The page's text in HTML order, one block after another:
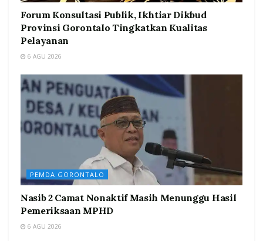
Forum Konsultasi Publik, Ikhtiar Dikbud
Provinsi Gorontalo Tingkatkan Kualitas
Pelayanan
6 AGU 2026
PEMDA GORONTALO
Nasib 2 Camat Nonaktif Masih Menunggu Hasil
Pemeriksaan MPHD
6 AGU 2026